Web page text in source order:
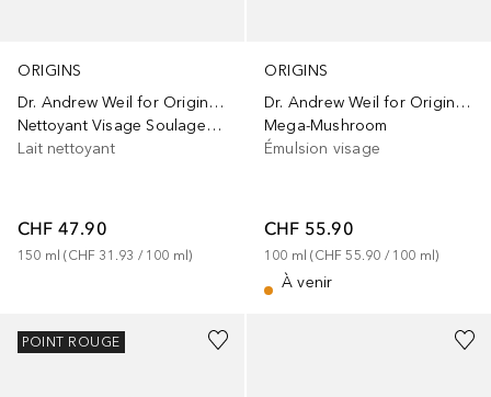
ORIGINS
Dr. Andrew Weil for Origins™
Nettoyant Visage Soulagement de la Peau Mega-Mushroom
Lait nettoyant
CHF 47.90
150 ml (CHF 31.93 / 100 ml)
ORIGINS
Dr. Andrew Weil for Origins™
Mega-Mushroom
Émulsion visage
CHF 55.90
100 ml (CHF 55.90 / 100 ml)
À venir
POINT ROUGE